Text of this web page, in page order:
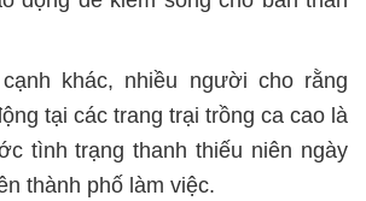
khác, nhiều người cho rằng
tại các trang trại trồng ca cao là
tình trạng thanh thiếu niên ngày
thành phố làm việc.